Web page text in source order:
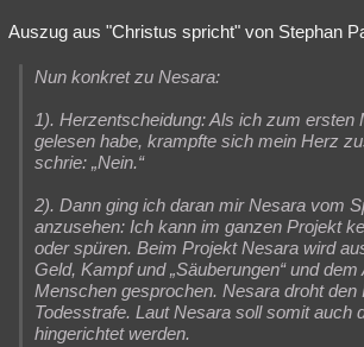
Auszug aus "Christus spricht" von Stephan
Nun konkret zu Nesara:
1). Herzentscheidung: Als ich zum ersten
gelesen habe, krampfte sich mein Herz
schrie: „Nein.“
2). Dann ging ich daran mir Nesara vom
anzusehen: Ich kann im ganzen Projekt
oder spüren. Beim Projekt Nesara wird
Geld, Kampf und „Säuberungen“ und
Menschen gesprochen. Nesara droht den
Todesstrafe. Laut Nesara soll somit auch
hingerichtet werden.